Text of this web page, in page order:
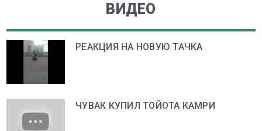
ВИДЕО
РЕАКЦИЯ НА НОВУЮ ТАЧКА
ЧУВАК КУПИЛ ТОЙОТА КАМРИ